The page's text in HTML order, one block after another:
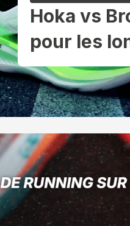
Hoka vs
pour les